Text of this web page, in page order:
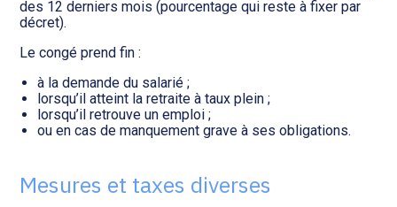
des 12 derniers mois (pourcentage qui reste à fixer par
décret).
Le congé prend fin :
à la demande du salarié ;
lorsqu’il atteint la retraite à taux plein ;
lorsqu’il retrouve un emploi ;
ou en cas de manquement grave à ses obligations.
Mesures et taxes diverses